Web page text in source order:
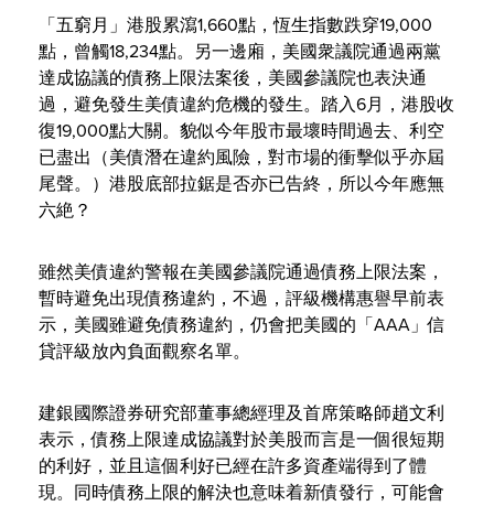
「五窮月」港股累瀉1,660點，恆生指數跌穿19,000
點，曾觸18,234點。另一邊廂，美國衆議院通過兩黨
達成協議的債務上限法案後，美國參議院也表決通
過，避免發生美債違約危機的發生。踏入6月，港股收
復19,000點大關。貌似今年股市最壞時間過去、利空
已盡出（美債潛在違約風險，對市場的衝擊似乎亦屆
尾聲。）港股底部拉鋸是否亦已告終，所以今年應無
六絶？
雖然美債違約警報在美國參議院通過債務上限法案，
暫時避免出現債務違約，不過，評級機構惠譽早前表
示，美國雖避免債務違約，仍會把美國的「AAA」信
貸評級放內負面觀察名單。
建銀國際證券研究部董事總經理及首席策略師趙文利
表示，債務上限達成協議對於美股而言是一個很短期
的利好，並且這個利好已經在許多資產端得到了體
現。同時債務上限的解決也意味着新債發行，可能會